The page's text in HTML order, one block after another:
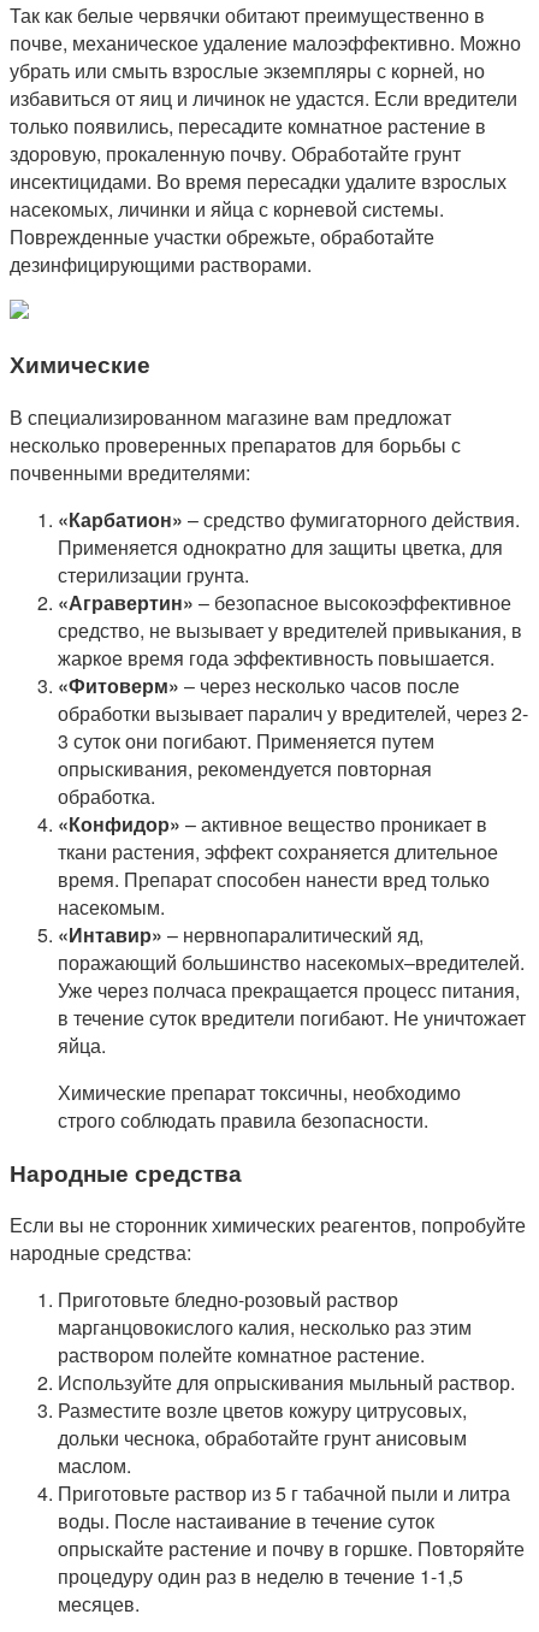
Так как белые червячки обитают преимущественно в
почве, механическое удаление малоэффективно. Можно
убрать или смыть взрослые экземпляры с корней, но
избавиться от яиц и личинок не удастся. Если вредители
только появились, пересадите комнатное растение в
здоровую, прокаленную почву. Обработайте грунт
инсектицидами. Во время пересадки удалите взрослых
насекомых, личинки и яйца с корневой системы.
Поврежденные участки обрежьте, обработайте
дезинфицирующими растворами.
Химические
В специализированном магазине вам предложат
несколько проверенных препаратов для борьбы с
почвенными вредителями:
«Карбатион» – средство фумигаторного действия.
Применяется однократно для защиты цветка, для
стерилизации грунта.
«Агравертин» – безопасное высокоэффективное
средство, не вызывает у вредителей привыкания, в
жаркое время года эффективность повышается.
«Фитоверм» – через несколько часов после
обработки вызывает паралич у вредителей, через 2-
3 суток они погибают. Применяется путем
опрыскивания, рекомендуется повторная
обработка.
«Конфидор» – активное вещество проникает в
ткани растения, эффект сохраняется длительное
время. Препарат способен нанести вред только
насекомым.
«Интавир» – нервнопаралитический яд,
поражающий большинство насекомых–вредителей.
Уже через полчаса прекращается процесс питания,
в течение суток вредители погибают. Не уничтожает
яйца.
Химические препарат токсичны, необходимо
строго соблюдать правила безопасности.
Народные средства
Если вы не сторонник химических реагентов, попробуйте
народные средства:
Приготовьте бледно-розовый раствор
марганцовокислого калия, несколько раз этим
раствором полейте комнатное растение.
Используйте для опрыскивания мыльный раствор.
Разместите возле цветов кожуру цитрусовых,
дольки чеснока, обработайте грунт анисовым
маслом.
Приготовьте раствор из 5 г табачной пыли и литра
воды. После настаивание в течение суток
опрыскайте растение и почву в горшке. Повторяйте
процедуру один раз в неделю в течение 1-1,5
месяцев.